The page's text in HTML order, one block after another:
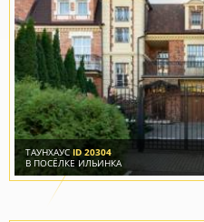
ТАУНХАУС ID 20304
В ПОСЁЛКЕ ИЛЬИНКА